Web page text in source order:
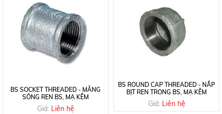
BS SOCKET THREADED - MĂNG
SÔNG REN BS, MẠ KẼM
Giá: Liên hệ
BS ROUND CAP THREADED - NẮP
BỊT REN TRONG BS, MẠ KẼM
Giá: Liên hệ